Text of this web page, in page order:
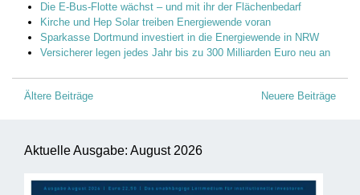
Die E-Bus-Flotte wächst – und mit ihr der Flächenbedarf
Kirche und Hep Solar treiben Energiewende voran
Sparkasse Dortmund investiert in die Energiewende in NRW
Versicherer legen jedes Jahr bis zu 300 Milliarden Euro neu an
Beitragsnavigation
Ältere Beiträge Neuere Beiträge
Aktuelle Ausgabe: August 2026